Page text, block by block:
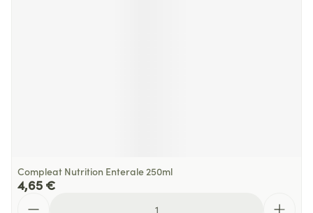
Compleat Nutrition Enterale 250ml
4,65 €